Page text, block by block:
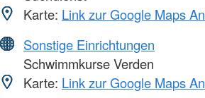
Karte: Link zur Google Maps
Sonstige Einrichtungen
Schwimmkurse Verden
Karte: Link zur Google Maps